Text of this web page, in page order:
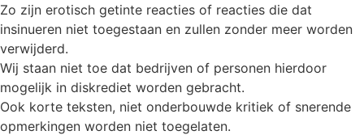
Zo zijn erotisch getinte reacties of reacties die dat
insinueren niet toegestaan en zullen zonder meer worden
verwijderd.
Wij staan niet toe dat bedrijven of personen hierdoor
mogelijk in diskrediet worden gebracht.
Ook korte teksten, niet onderbouwde kritiek of snerende
opmerkingen worden niet toegelaten.